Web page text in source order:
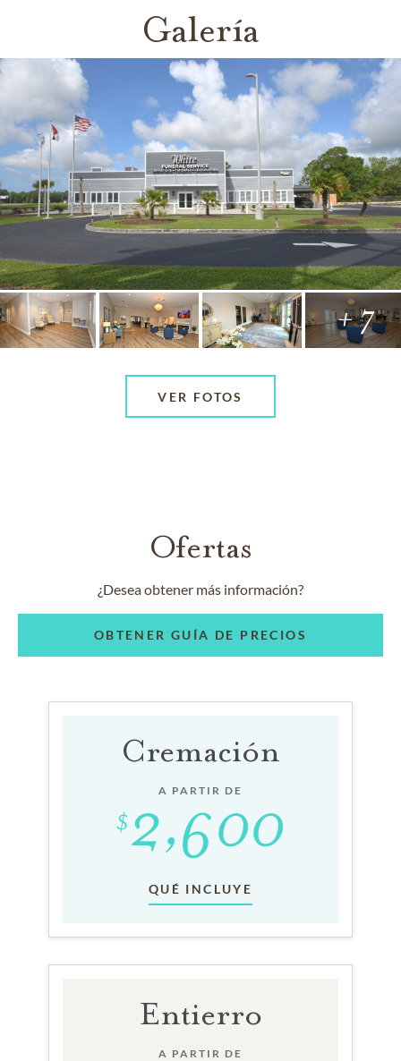
Galería
+ 7
VER FOTOS
Ofertas
¿Desea obtener más información?
OBTENER GUÍA DE PRECIOS
Cremación
A PARTIR DE
QUÉ INCLUYE
Entierro
A PARTIR DE